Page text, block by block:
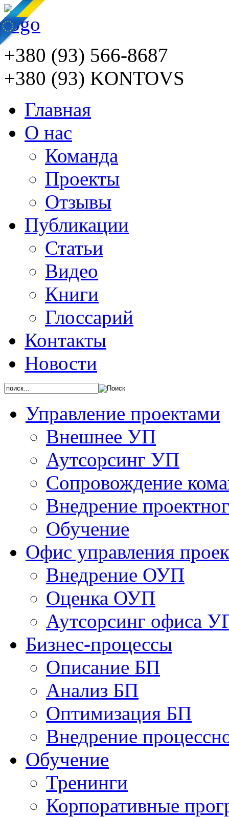
+380 (93) 566-8687
+380 (93) KONTOVS
Главная
О нас
Команда
Проекты
Отзывы
Публикации
Статьи
Видео
Книги
Глоссарий
Контакты
Новости
Управление проектами
Внешнее УП
Аутсорсинг УП
Сопровождение
Внедрение
Обучение
Офис управления
Bнедрение ОУП
Оценка ОУП
Аутсорсинг офиса
Бизнес-процессы
Описание БП
Анализ БП
Оптимизация БП
Внедрение
Обучениe
Тренинги
Корпоративные